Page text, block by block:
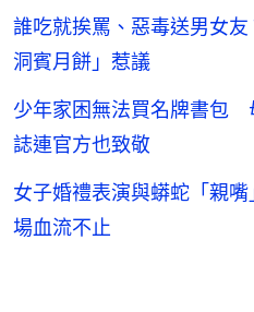
誰吃就挨罵、惡毒送男女
洞賓月餅」惹議
少年家困無法買名牌書包
誌連官方也致敬
女子婚禮表演與蟒蛇「親
場血流不止